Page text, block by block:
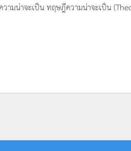
ามน่าจะเป็น ทฤษฎีความน่าจะเป็น